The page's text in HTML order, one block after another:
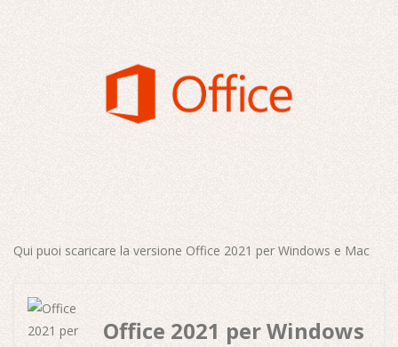
Qui puoi scaricare la versione Office 2021 per Windows e Mac
Office 2021 per Windows